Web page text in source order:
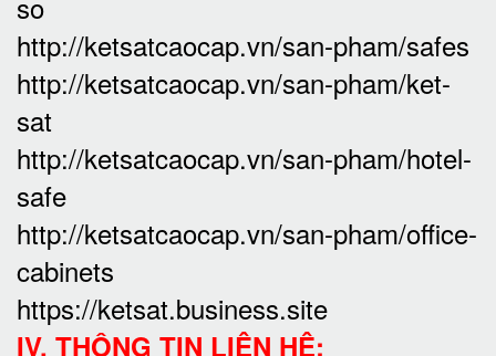
http://ketsatcaocap.vn/san-pham/safes
http://ketsatcaocap.vn/san-pham/ket-
sat
http://ketsatcaocap.vn/san-pham/hotel-
safe
http://ketsatcaocap.vn/san-pham/office-
cabinets
https://ketsat.business.site
IV. THÔNG TIN LIÊN HỆ: